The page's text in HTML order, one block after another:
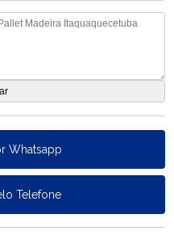
Whatsapp
Telefone